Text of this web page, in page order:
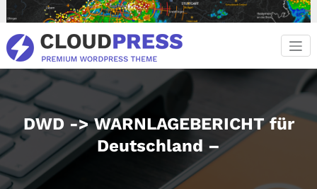
Inhalt
springen
DWD -> WARNLAGEBERICHT für
Deutschland –